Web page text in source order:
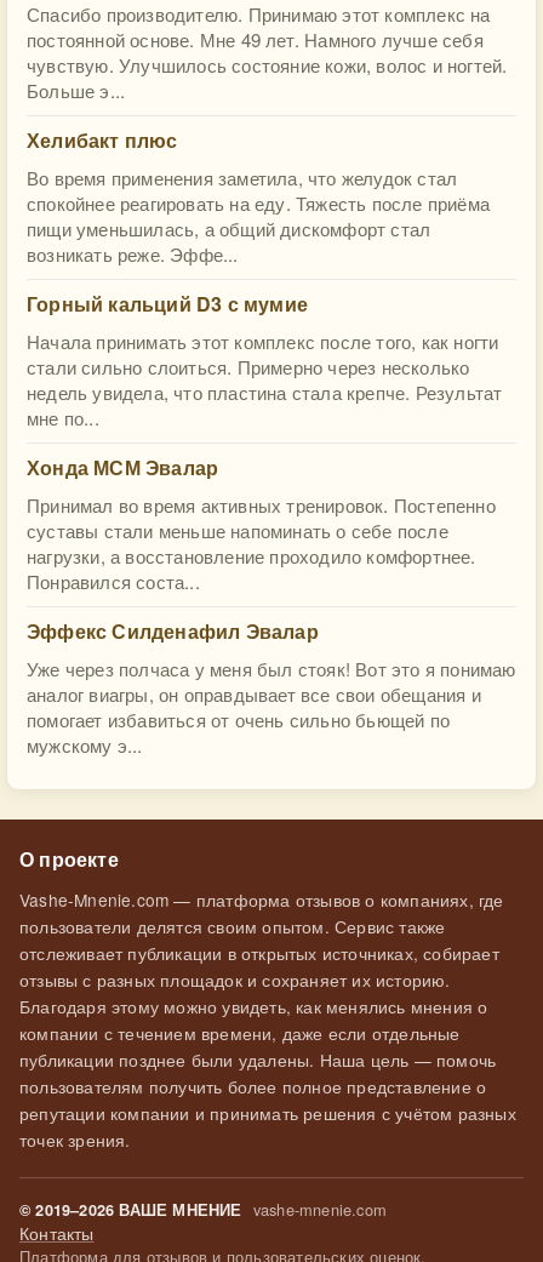
Спасибо производителю. Принимаю этот комплекс на
постоянной основе. Мне 49 лет. Намного лучше себя
чувствую. Улучшилось состояние кожи, волос и ногтей.
Больше э...
Хелибакт плюс
Во время применения заметила, что желудок стал
спокойнее реагировать на еду. Тяжесть после приёма
пищи уменьшилась, а общий дискомфорт стал
возникать реже. Эффе...
Горный кальций D3 с мумие
Начала принимать этот комплекс после того, как ногти
стали сильно слоиться. Примерно через несколько
недель увидела, что пластина стала крепче. Результат
мне по...
Хонда МСМ Эвалар
Принимал во время активных тренировок. Постепенно
суставы стали меньше напоминать о себе после
нагрузки, а восстановление проходило комфортнее.
Понравился соста...
Эффекс Силденафил Эвалар
Уже через полчаса у меня был стояк! Вот это я понимаю
аналог виагры, он оправдывает все свои обещания и
помогает избавиться от очень сильно бьющей по
мужскому э...
О проекте
Vashe-Mnenie.com — платформа отзывов о компаниях, где
пользователи делятся своим опытом. Сервис также
отслеживает публикации в открытых источниках, собирает
отзывы с разных площадок и сохраняет их историю.
Благодаря этому можно увидеть, как менялись мнения о
компании с течением времени, даже если отдельные
публикации позднее были удалены. Наша цель — помочь
пользователям получить более полное представление о
репутации компании и принимать решения с учётом разных
точек зрения.
© 2019–2026 ВАШЕ МНЕНИЕ vashe-mnenie.com
Контакты
Платформа для отзывов и пользовательских оценок.